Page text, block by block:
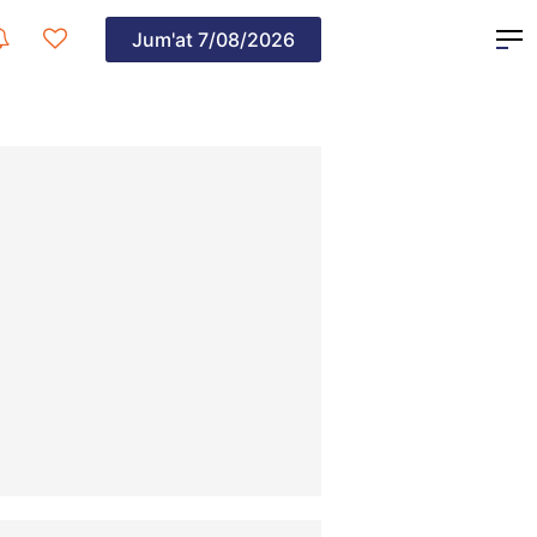
Jum'at 7/08/2026